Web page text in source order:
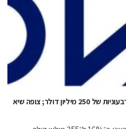
נובה חצתה לראשונה הכנסות רבעוניות של 250 מיליון דולר; צופה שיא